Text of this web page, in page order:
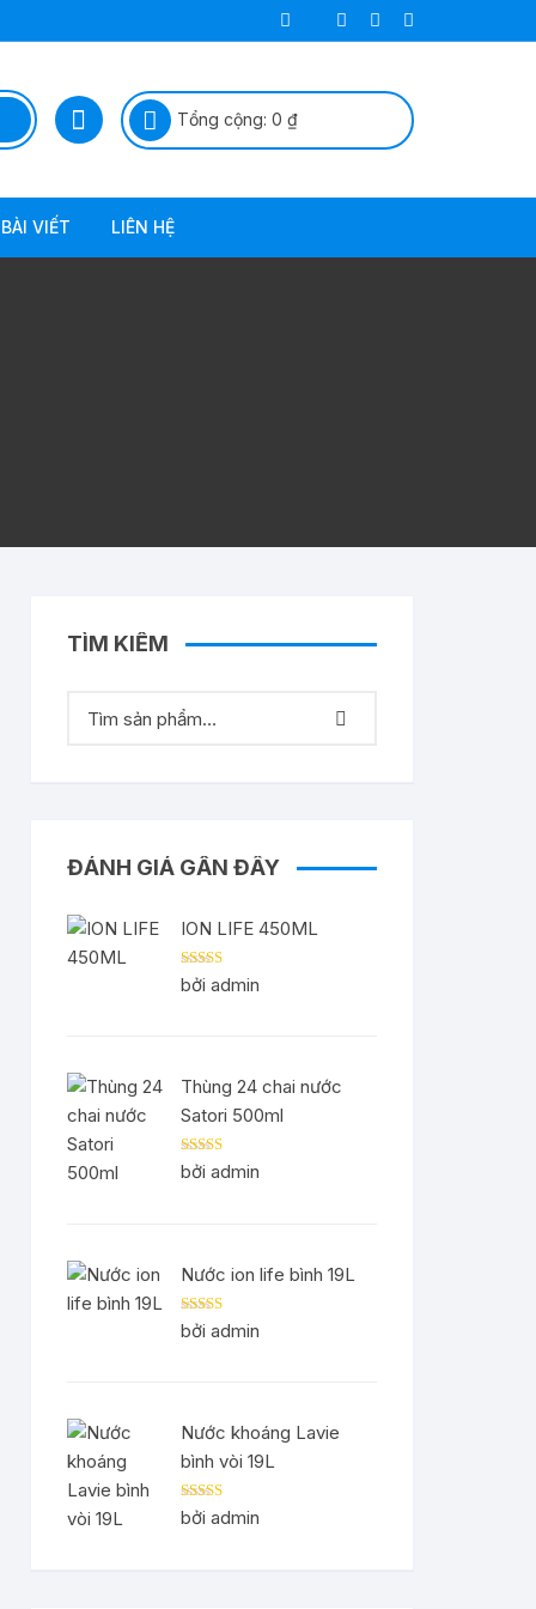
Tổng cộng: 0 ₫
VIẾT LIÊN HỆ
TÌM KIẾM
ĐÁNH GIÁ GẦN ĐÂY
ION LIFE 450ML
Được xếp
hạng55 sao
bởi admin
Thùng 24 chai nước
Satori 500ml
Được xếp
hạng55 sao
bởi admin
Nước ion life bình 19L
Được xếp
hạng55 sao
bởi admin
Nước khoáng Lavie
bình vòi 19L
Được xếp
hạng55 sao
bởi admin